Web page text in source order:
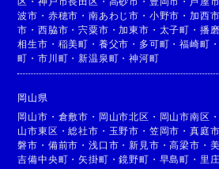
波市 ・ 赤穂市 ・南あわじ市 ・ 小野市 ・加西市
市 ・西脇市 ・宍粟市 ・加東市 ・ 太子町 ・ 播
相生市 ・ 稲美町 ・ 養父市 ・ 多可町 ・福崎町 ・
町 ・市川町 ・新温泉町 ・神河町
岡山県
岡山市 ・ 倉敷市 ・ 岡山市北区 ・ 岡山市南区 ・
山市東区 ・総社市 ・ 玉野市 ・ 笠岡市 ・真庭市
磐市 ・ 備前市 ・浅口市 ・新見市 ・高梁市 ・
吉備中央町 ・矢掛町 ・鏡野町 ・ 早島町 ・ 里